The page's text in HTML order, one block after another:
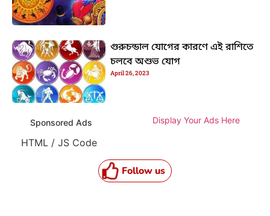
গুরুচন্ডাল যোগের কারণে এই রাশিতে
চলবে অশুভ যোগ
April 26, 2023
Sponsored Ads Display Your Ads Here
HTML / JS Code
Follow us